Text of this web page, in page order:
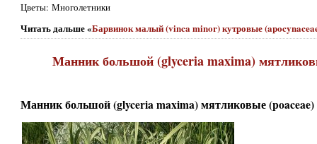
Цветы: Многолетники
Читать дальше «Барвинок малый (vinca minor) кутровые
Манник большой (glyceria maxima)
Манник большой (glyceria maxima) мятликовые (poaceae)